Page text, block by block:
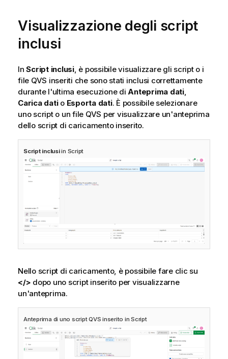
Visualizzazione degli script
inclusi
InScript inclusi, è possibile visualizzare gli script o i
file QVS inseriti che sono stati inclusi correttamente
durante l'ultima esecuzione diAnteprima dati,
Carica datio Esporta dati. È possibile selezionare
uno script o un file QVS per visualizzare un'anteprima
dello script di caricamento inserito.
Script inclusiin Script
Nello script di caricamento, è possibile fare clic su
</> dopo uno script inserito per visualizzarne
un'anteprima.
Anteprima di uno scriptQVS inserito in Script